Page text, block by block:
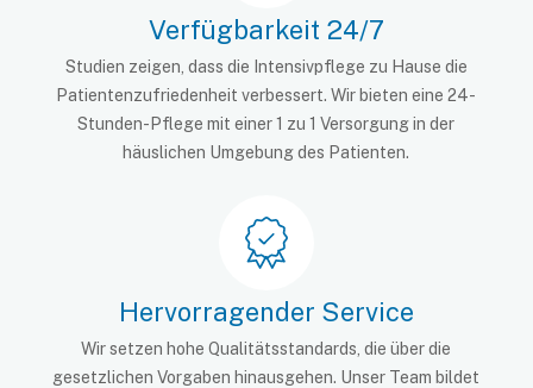
Verfügbarkeit 24/7
Studien zeigen, dass die Intensivpflege zu Hause die
Patientenzufriedenheit verbessert. Wir bieten eine 24-
Stunden-Pflege mit einer 1 zu 1 Versorgung in der
häuslichen Umgebung des Patienten.
Hervorragender Service
Wir setzen hohe Qualitätsstandards, die über die
gesetzlichen Vorgaben hinausgehen. Unser Team bildet